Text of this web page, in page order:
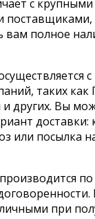
с крупными
полное
таких как
и других. Вы
доставки:
или посылка
по
при